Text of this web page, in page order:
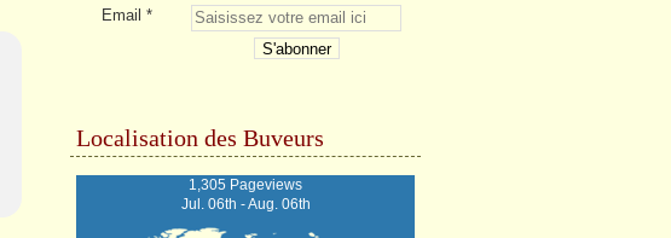
Email
Localisation des Buveurs
1,305 Pageviews
Jul. 06th - Aug. 06th